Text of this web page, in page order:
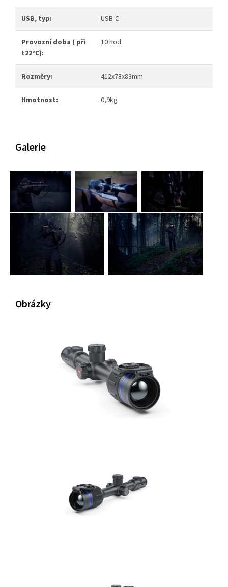
USB, typ: USB-C
Provozní doba ( při
t22°C):
10 hod.
Rozměry: 412x78x83mm
Hmotnost: 0,9kg
Galerie
Obrázky